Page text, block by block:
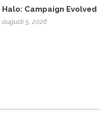
Halo: Campaign Evolved
augusti 5, 2026